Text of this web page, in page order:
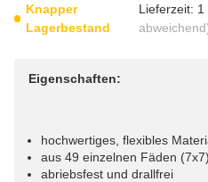
Knapper
Lagerbestand
Lieferzeit: 1
Eigenschaften:
hochwertiges, flexibles
aus 49 einzelnen Fäden (7x7)
abriebsfest und drallfrei